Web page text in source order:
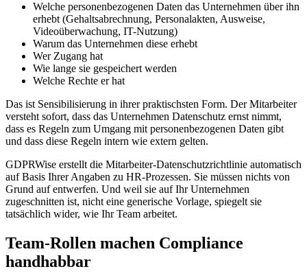
Welche personenbezogenen Daten das Unternehmen über ihn
erhebt (Gehaltsabrechnung, Personalakten, Ausweise,
Videoüberwachung, IT-Nutzung)
Warum das Unternehmen diese erhebt
Wer Zugang hat
Wie lange sie gespeichert werden
Welche Rechte er hat
Das ist Sensibilisierung in ihrer praktischsten Form. Der Mitarbeiter
versteht sofort, dass das Unternehmen Datenschutz ernst nimmt,
dass es Regeln zum Umgang mit personenbezogenen Daten gibt
und dass diese Regeln intern wie extern gelten.
GDPRWise erstellt die Mitarbeiter-Datenschutzrichtlinie automatisch
auf Basis Ihrer Angaben zu HR-Prozessen. Sie müssen nichts von
Grund auf entwerfen. Und weil sie auf Ihr Unternehmen
zugeschnitten ist, nicht eine generische Vorlage, spiegelt sie
tatsächlich wider, wie Ihr Team arbeitet.
Team-Rollen machen Compliance
handhabbar